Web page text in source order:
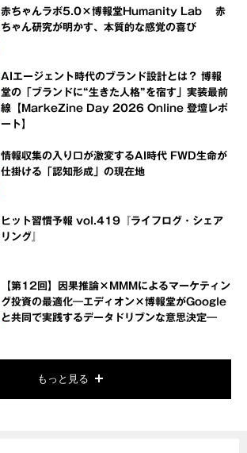
赤ちゃんラボ5.0×博報堂Humanity Lab 赤
ちゃん研究が明かす、本質的な感覚の喜び
AIエージェント時代のブランド設計とは？ 博報
堂の「ブランドに“生きた人格”を宿す」実装最前
線【MarkeZine Day 2026 Online 登壇レポ
ート】
情報収集の入り口が激変するAI時代 FWD生命が
仕掛ける「認知形成」の現在地
ヒット習慣予報 vol.419『ライフログ・シェア
リング』
【第12回】因果推論×MMMによるマーケティン
グ投資の最適化―エディオン×博報堂がGoogle
と共同で実践するデータドリブンな意思決定―
もっと見る